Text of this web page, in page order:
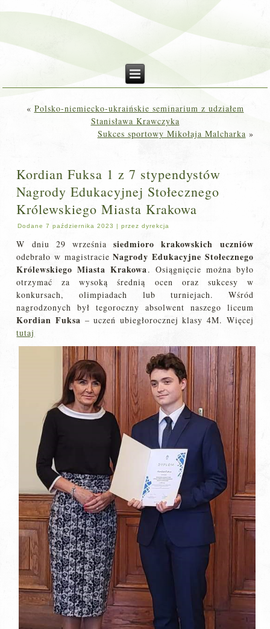
« Polsko-niemiecko-ukraińskie seminarium z udziałem
Stanisława Krawczyka
Sukces sportowy Mikołaja Malcharka »
Kordian Fuksa 1 z 7 stypendystów
Nagrody Edukacyjnej Stołecznego
Królewskiego Miasta Krakowa
Dodane 7 października 2023 |przez dyrekcja
W dniu 29 wrześniasiedmioro krakowskich uczniów
odebrało w magistracieNagrody Edukacyjne Stołecznego
Królewskiego Miasta Krakowa. Osiągnięcie można było
otrzymać za wysoką średnią ocen oraz sukcesy w
konkursach, olimpiadach lub turniejach. Wśród
nagrodzonych był tegoroczny absolwent naszego liceum
Kordian Fuksa – uczeń ubiegłorocznej klasy 4M. Więcej
tutaj